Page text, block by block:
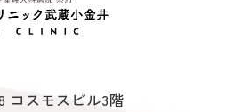
コスモスビル3階